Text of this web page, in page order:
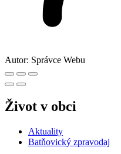
Autor: Správce Webu
Život v obci
Aktuality
Batňovický zpravodaj